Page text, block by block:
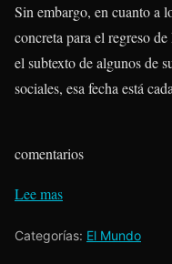
Sin embargo, en cuanto a
concreta para el regreso
el subtexto de algunos de
sociales, esa fecha está
comentarios
Lee mas
Categorías: El Mundo